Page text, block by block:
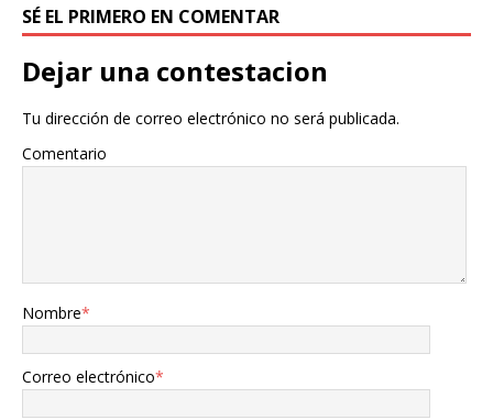
SÉ EL PRIMERO EN COMENTAR
Dejar una contestacion
Tu dirección de correo electrónico no será publicada.
Comentario
Nombre*
Correo electrónico*